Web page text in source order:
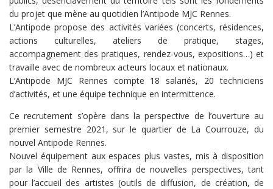
du projet que mène au quotidien l’Antipode MJC Rennes.
L’Antipode propose des activités variées (concerts, résidences,
actions culturelles, ateliers de pratique, stages,
accompagnement des pratiques, rendez-vous, expositions…) et
travaille avec de nombreux acteurs locaux et nationaux.
L’Antipode MJC Rennes compte 18 salariés, 20 techniciens
d’activités, et une équipe technique en intermittence.
Ce recrutement s’opère dans la perspective de l’ouverture au
premier semestre 2021, sur le quartier de La Courrouze, du
nouvel Antipode Rennes.
Nouvel équipement aux espaces plus vastes, mis à disposition
par la Ville de Rennes, offrira de nouvelles perspectives, tant
pour l’accueil des artistes (outils de diffusion, de création, de